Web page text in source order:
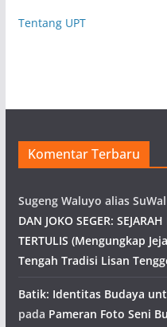
Tentang UPT
Komentar Terbaru
Sugeng Waluyo alias SuWal
DAN JOKO SEGER:
TERTULIS (Mengungkap
Tengah Tradisi Lisan
Batik: Identitas Budaya
pada Pameran Foto Seni